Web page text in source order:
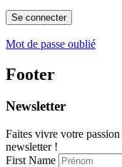
Mot de passe oublié
Footer
Newsletter
Faites vivre votre
newsletter !
First Name